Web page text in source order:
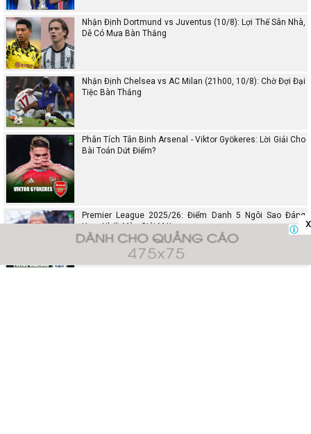
Nhận Định Dortmund vs Juventus (10/8): Lợi Thế Sân Nhà,
Dễ Có Mưa Bàn Thắng
Nhận Định Chelsea vs AC Milan (21h00, 10/8): Chờ Đợi Đại
Tiệc Bàn Thắng
Phân Tích Tân Binh Arsenal - Viktor Gyökeres: Lời Giải Cho
Bài Toán Dứt Điểm?
Premier League 2025/26: Điểm Danh 5 Ngôi Sao Đáng
Xem Nhất Mùa Giải Mới
x